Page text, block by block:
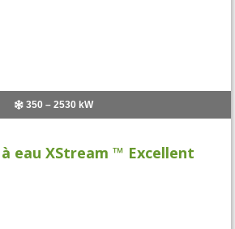
350 – 2530 kW
eau XStream ™ Excellent